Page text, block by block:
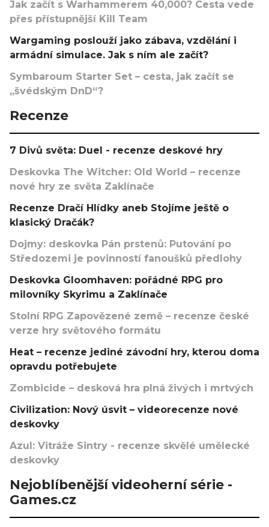
Jak začít s Warhammerem 40,000? Cesta vede
přes přístupnější Kill Team
Wargaming poslouží jako zábava, vzdělání i
armádní simulace. Jak s ním ale začít?
Symbaroum Starter Set – cesta, jak začít se
„švédským DnD“?
Recenze
7 Divů světa: Duel - recenze deskové hry
Deskovka The Witcher: Old World – recenze
nové hry ze světa Zaklínače
Recenze Dračí Hlídky aneb Stojíme ještě o
klasický Dračák?
Dojmy: deskovka Pán prstenů: Putování po
Středozemi je povinností fanoušků předlohy
Deskovka Gloomhaven: pořádné RPG pro
milovníky Skyrimu a Zaklínače
Stolní RPG Zapovězené země – recenze české
verze hry světového formátu
Heat – recenze jediné závodní hry, kterou doma
opravdu potřebujete
Zombicide – desková hra plná živých i mrtvých
Civilization: Nový úsvit – videorecenze nové
deskovky
Azul: Vitráže Sintry - recenze skvělé umělecké
deskovky
Nejoblíbenější videoherní série -
Games.cz